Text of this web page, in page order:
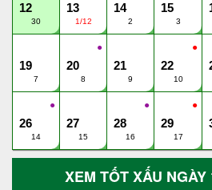
12
30
13
1/12
14
2
15
3
19
7
●
20
8
21
9
●
22
10
●
26
14
27
15
●
28
16
●
29
17
XEM TỐT XẤU NGÀY